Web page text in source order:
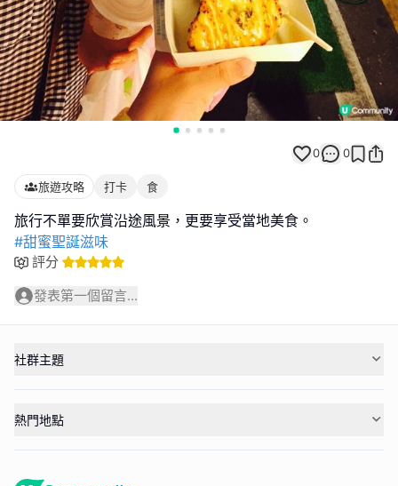
0 0
旅遊攻略 打卡 食
#甜蜜聖誕滋味
評分
發表第一個留言...
社群主題
熱門地點